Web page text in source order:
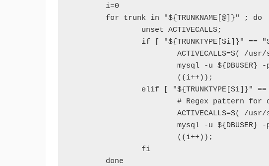
        i=0
        for trunk in "${TRUNKNAME[@]}" ; do
                unset ACTIVECALLS;
if [ "${TRUNKTYPE[$i]}" ==
ACTIVECALLS=$( /
mysql -u ${DBUSER}
                        ((i++));
elif [ "${TRUNKTYPE[$i]}"
# Regex pattern for
ACTIVECALLS=$( /
mysql -u ${DBUSER}
                        ((i++));
                fi
        done